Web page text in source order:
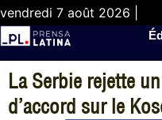
vendredi 7 août 2026 |
La Serbie rejette
d’accord sur le